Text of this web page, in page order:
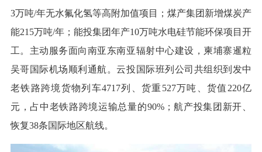
3万吨/年无水氟化氢等高附加值项目；煤产集团新增煤炭产
能215万吨/年；能投集团年产10万吨水电硅节能环保项目开
工。主动服务面向南亚东南亚辐射中心建设，柬埔寨暹粒
吴哥国际机场顺利通航。云投国际班列公司共组织到发中
老铁路跨境货物列车4717列、货重527万吨、货值220亿
元，占中老铁路跨境运输总量的90%；航产投集团新开、
恢复38条国际地区航线。